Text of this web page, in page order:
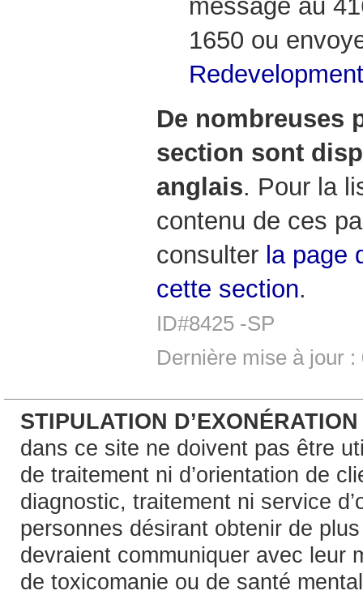
message au
1650 ou
De nombreuses
section sont
anglais. Pour la
contenu de ces
consulter la page
cette section.
ID#8425 -SP
Dernière mise à jour
STIPULATION
dans ce site ne doivent pas être
de traitement ni d’orientation de
diagnostic, traitement ni service
personnes désirant obtenir de
devraient communiquer avec leur
de toxicomanie ou de santé